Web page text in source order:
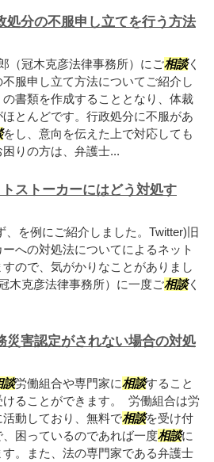
処分の不服申し立てを行う方法
（冠木克彦法律事務所）にご相談く
服申し立て方法についてご紹介し
書類を作成することとなり、体裁
とんどです。行政処分に不服があ
をし、意向を伝えた上で対応しても
りの方は、弁護士...
ストーカーにはどう対処す
、を例にご紹介しました。Twitter)旧
への対処法についてによるネット
ので、気がかりなことがありまし
木克彦法律事務所）に一度ご相談く
災害認定がされない場合の対処
談労働組合や専門家に相談すること
ることができます。 労働組合は労
動しており、無料で相談を受け付
困っているのであれば一度相談に
。また、法の専門家である弁護士